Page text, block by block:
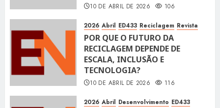
10 DE ABRIL DE 2026 106
2026 Abril ED433 Reciclagem Revista
POR QUE O FUTURO DA
RECICLAGEM DEPENDE DE
ESCALA, INCLUSÃO E
TECNOLOGIA?
10 DE ABRIL DE 2026 116
2026 Abril Desenvolvimento ED433